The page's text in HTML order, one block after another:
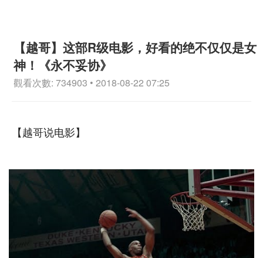
【越哥】这部R级电影，好看的绝不仅仅是女
神！《永不妥协》
觀看次數: 734903 • 2018-08-22 07:25
【越哥说电影】